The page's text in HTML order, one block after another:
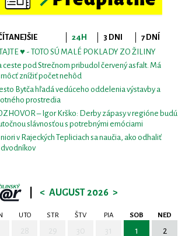
24H 3 DNI
7 DNÍ
♥ - TOTO SÚ MALÉ POKLADY ZO ŽILINY
ceste pod Strečnom pribudol červený asfalt. Má
znížiť počet nehôd
Bytča hľadá vedúceho oddelenia výstavby a
prostredia
– Igor Krško: Derby zápasy v regióne budú
slávnosťou s potrebnými emóciami
v Rajeckých Tepliciach sa naučia, ako odhaliť
< AUGUST 2026 >
UTO STR ŠTV PIA SOB NED
1 2